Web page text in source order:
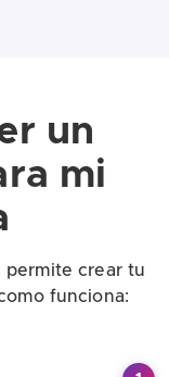
un
mi
permite crear tu
funciona: